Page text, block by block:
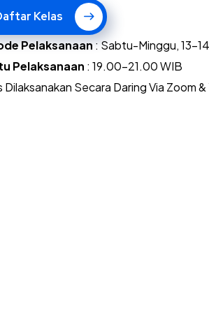
Kelas
Pelaksanaan: Sabtu-Minggu, 13-
Pelaksanaan : 19.00-21.00 WIB
Dilaksanakan Secara Daring Via Zoom